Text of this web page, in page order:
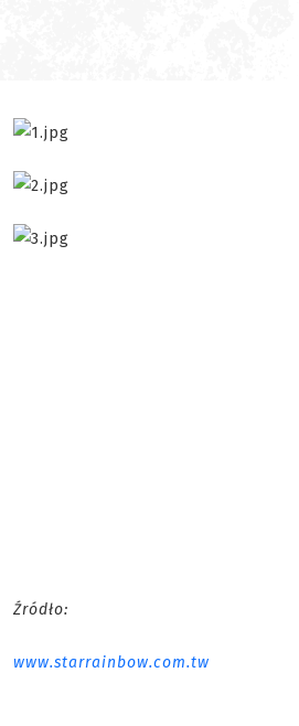
Źródło:
www.starrainbow.com.tw